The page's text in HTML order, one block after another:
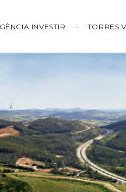
INVESTIR TORRES